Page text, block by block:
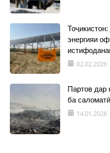
энергияи
02.02.2026
Партов дар
ба саломатӣ
14.01.2026